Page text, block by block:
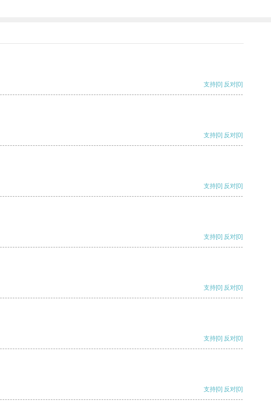
支持[0] 反对[0]
支持[0] 反对[0]
支持[0] 反对[0]
支持[0] 反对[0]
支持[0] 反对[0]
支持[0] 反对[0]
支持[0] 反对[0]